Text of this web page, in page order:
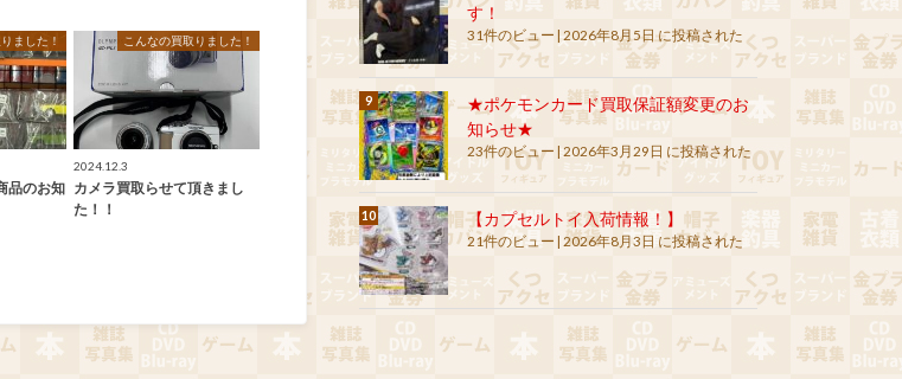
ました！
品のお知
こんなの買取りました！
2024.12.3
カメラ買取らせて頂きまし
た！！
す！
31件のビュー |2026年8月5日 に投稿された
★ポケモンカード買取保証額変更のお
知らせ★
23件のビュー | 2026年3月29日 に投稿された
【カプセルトイ入荷情報！】
21件のビュー 2026年8月3日 に投稿された